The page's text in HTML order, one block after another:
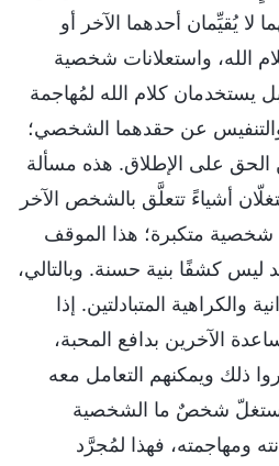
لا يُقيِّمان أحدهما الآخر أو
الله، واستعلانات شخصية
يستخدمان كلام الله لمُهاجمة
والتنفيس عن حقدهما الشخصي؛
الحق على الإطلاق. هذه مسألة
أشياءً تتعلَّق بالشخص الآخر
شخصية متكبرة؛ هذا الموقف
ليس كشفًا بنية حسنة. وبالتالي،
والكراهية المتبادلتين. إذا
الآخرين بدافع المحبة،
ذلك ويمكنهم التعامل معه
شخصٌ ما الشخصية
ومهاجمته، فهذا لمُجرَّد